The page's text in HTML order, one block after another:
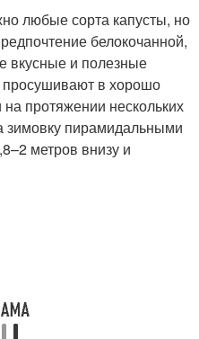
любые сорта капусты, но
белокочанной,
вкусные и полезные
в хорошо
протяжении нескольких
зимовку пирамидальными
метров внизу и